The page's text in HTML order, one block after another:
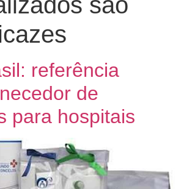
referência
de
para hospitais